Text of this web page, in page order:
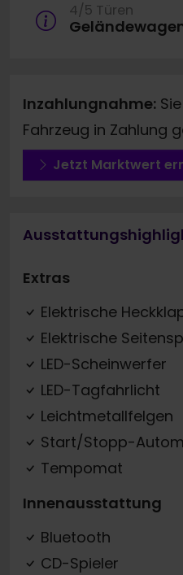
4/5 Türen
Inzahlungnahme:
Fahrzeug in Zahlung
Jetzt Marktwert
Extras
Elektrische
Elektrische
LED-Scheinwerfer
LED-Tagfahrlicht
Leichtmetallfelgen
Start/Stopp-
Tempomat
Innenausstattung
Bluetooth
CD-Spieler